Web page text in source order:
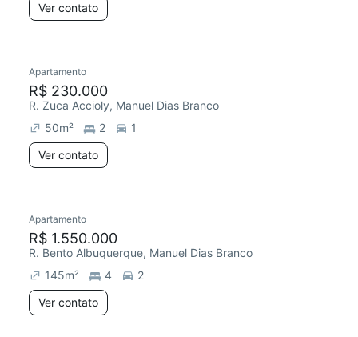
Ver contato
Apartamento
R$ 230.000
R. Zuca Accioly, Manuel Dias Branco
50m² 2
1
Ver contato
Apartamento
R$ 1.550.000
R. Bento Albuquerque, Manuel Dias Branco
145m² 4
2
Ver contato